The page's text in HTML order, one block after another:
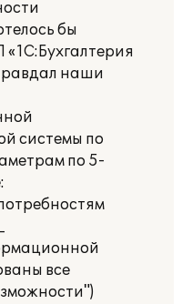
бы
«1С:Бухгалтерия
наши
системы по
по 5-
все